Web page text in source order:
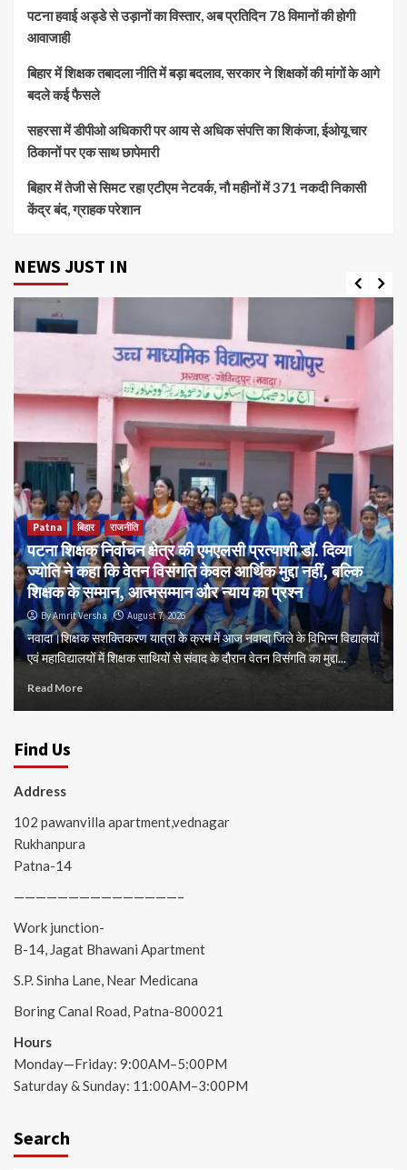
पटना हवाई अड्डे से उड़ानों का विस्तार, अब प्रतिदिन 78 विमानों की होगी
आवाजाही
बिहार में शिक्षक तबादला नीति में बड़ा बदलाव, सरकार ने शिक्षकों की मांगों के आगे
बदले कई फैसले
सहरसा में डीपीओ अधिकारी पर आय से अधिक संपत्ति का शिकंजा, ईओयू चार
ठिकानों पर एक साथ छापेमारी
बिहार में तेजी से सिमट रहा एटीएम नेटवर्क, नौ महीनों में 371 नकदी निकासी
केंद्र बंद, ग्राहक परेशान
NEWS JUST IN
Patna बिहार राजनीति
पटना शिक्षक निर्वाचन क्षेत्र की एमएलसी प्रत्याशी डॉ. दिव्या
ज्योति ने कहा कि वेतन विसंगति केवल आर्थिक मुद्दा नहीं, बल्कि
शिक्षक के सम्मान, आत्मसम्मान और न्याय का प्रश्न
By Amrit Versha August 7, 2026
नवादा।शिक्षक सशक्तिकरण यात्रा के क्रम में आज नवादा जिले के विभिन्न विद्यालयों
एवं महाविद्यालयों में शिक्षक साथियों से संवाद के दौरान वेतन विसंगति का मुद्दा...
Read More
Find Us
Address
102 pawanvilla apartment,vednagar
Rukhanpura
Patna-14
———————————————–
Work junction-
B-14, Jagat Bhawani Apartment
S.P. Sinha Lane, Near Medicana
Boring Canal Road, Patna-800021
Hours
Monday—Friday: 9:00AM–5:00PM
Saturday & Sunday: 11:00AM–3:00PM
Search